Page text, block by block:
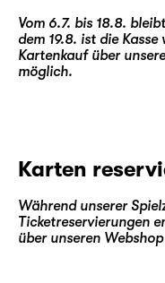
Vom 6.7. bis 18.8.
dem 19.8. ist die
Kartenkauf über
möglich.
Karten
Während unserer
Ticketreservierungen
über unseren Webshop